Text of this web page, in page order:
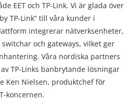
EET och TP-Link. Vi är glada över
TP-Link” till våra kunder i
integrerar nätverksenheter,
och gateways, vilket ger
Våra nordiska partners
TP-Links banbrytande lösningar
Ken Nielsen, produktchef för
koncernen.